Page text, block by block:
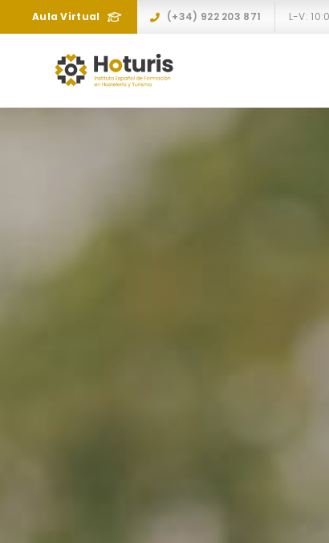
Aula Virtual (+34) 922 203 871